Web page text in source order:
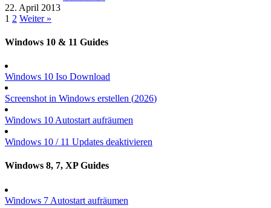
22. April 2013
1 2 Weiter »
Windows 10 & 11 Guides
Windows 10 Iso Download
Screenshot in Windows erstellen (2026)
Windows 10 Autostart aufräumen
Windows 10 / 11 Updates deaktivieren
Windows 8, 7, XP Guides
Windows 7 Autostart aufräumen